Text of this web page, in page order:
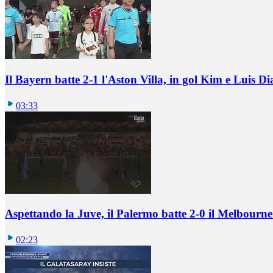
Il Bayern batte 2-1 l'Aston Villa, in gol Kim e Luis
03:33
Aspettando la Juve, il Palermo batte 2-0 il
02:23